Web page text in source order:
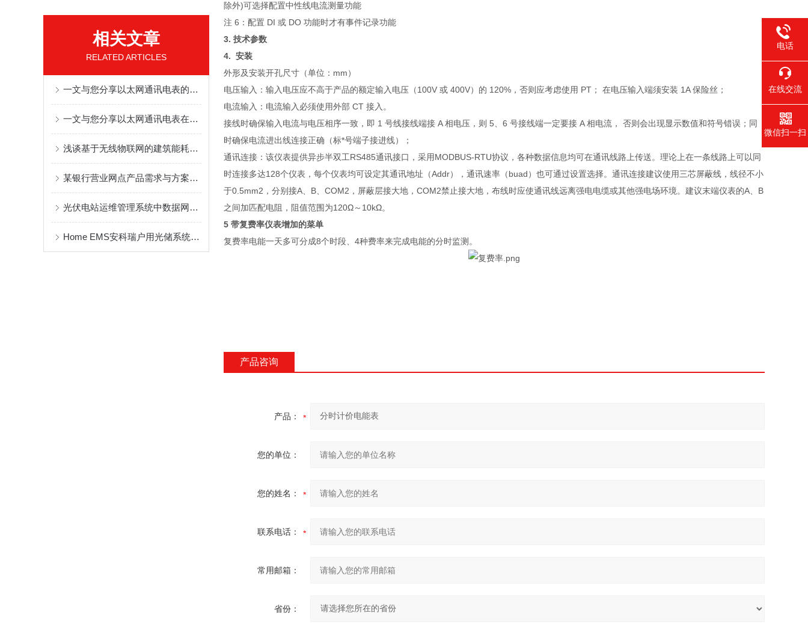
相关文章
RELATED ARTICLES
一文与您分享以太网通讯电表的正确安装步骤
一文与您分享以太网通讯电表在实际使用过程中的常见故障解决方法
浅谈基于无线物联网的建筑能耗监测系统探讨
某银行营业网点产品需求与方案介绍
光伏电站运维管理系统中数据网关的应用
Home EMS安科瑞户用光储系统解决方案
除外)可选择配置中性线电流测量功能
注 6：配置 DI 或 DO 功能时才有事件记录功能
3. 技术参数
4. 安装
外形及安装开孔尺寸（单位：mm）
电压输入：输入电压应不高于产品的额定输入电压（100V 或 400V）的 120%，否则应考虑使用 PT； 在电压输入端须安装 1A 保险丝；
电流输入：电流输入必须使用外部 CT 接入。
接线时确保输入电流与电压相序一致，即 1 号线接线端接 A 相电压，则 5、6 号接线端一定要接 A 相电流， 否则会出现显示数值和符号错误；同
时确保电流进出线连接正确（标*号端子接进线）；
通讯连接： 该仪表提供异步半双工RS485通讯接口，采用MODBUS-RTU协议，各种数据信息均可在通讯线路上传送。理论上在一条线路上可以同
时连接多达128个仪表，每个仪表均可设定其通讯地址（Addr），通讯速率（buad）也可通过设置选择。通讯连接建议使用三芯屏蔽线，线径不小
于0.5mm2，分别接A、B、COM2，屏蔽层接大地，COM2禁止接大地，布线时应使通讯线远离强电电缆或其他强电场环境。建议末端仪表的A、B
之间加匹配电阻，阻值范围为120Ω～10kΩ。
5 带复费率仪表增加的菜单
复费率电能一天多可分成8个时段、4种费率来完成电能的分时监测。
产品咨询
产品：
您的单位：
您的姓名：
联系电话：
常用邮箱：
省份：
电话
在线交流
微信扫一扫